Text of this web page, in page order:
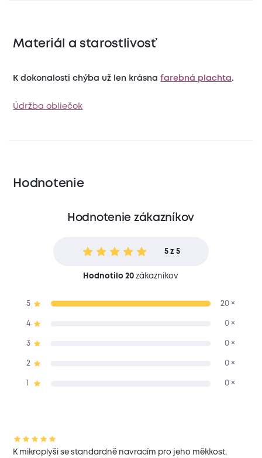
Materiál a starostlivosť
K dokonalosti chýba už len krásnafarebná plachta .
Údržba obliečok
Hodnotenie
Hodnotenie zákazníkov
5 z 5
Hodnotilo 20 zákazníkov
5 20 ×
4 0 ×
3 0 ×
2 0 ×
0 ×
K mikroplyši se standardně navracím pro jeho měkkost,